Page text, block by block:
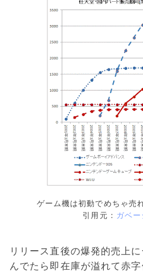
ゲーム機は初動でめちゃ売
引用元： ガベー
リリース直後の爆発的売上
んでたら即在庫が溢れて赤